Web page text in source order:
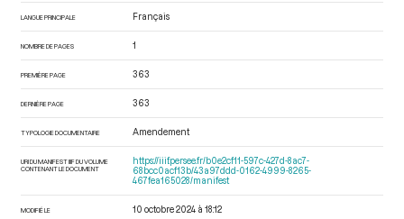
LANGUE PRINCIPALE Français
NOMBRE DE PAGES 1
PREMIÈRE PAGE 363
DERNIÈRE PAGE 363
TYPOLOGIE DOCUMENTAIRE Amendement
URI DU MANIFEST IIIF DU VOLUME
CONTENANT LE DOCUMENT
https://iiif.persee.fr/b0e2cf11-597c-427d-8ac7-
68bcc0acf13b/43a97ddd-0162-4999-8265-
467fea165028/manifest
MODIFIÉ LE 10 octobre 2024 à 18:12